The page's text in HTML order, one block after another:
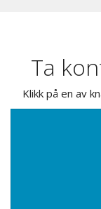
Ta
Klikk på en av